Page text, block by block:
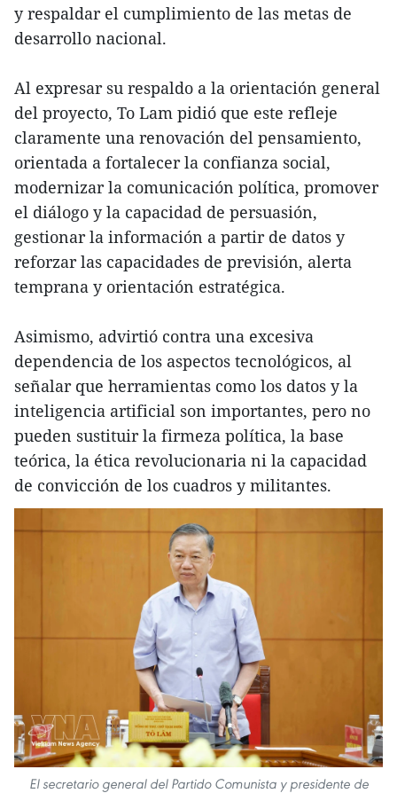
y respaldar el cumplimiento de las metas de
desarrollo nacional.
Al expresar su respaldo a la orientación general
del proyecto, To Lam pidió que este refleje
claramente una renovación del pensamiento,
orientada a fortalecer la confianza social,
modernizar la comunicación política, promover
el diálogo y la capacidad de persuasión,
gestionar la información a partir de datos y
reforzar las capacidades de previsión, alerta
temprana y orientación estratégica.
Asimismo, advirtió contra una excesiva
dependencia de los aspectos tecnológicos, al
señalar que herramientas como los datos y la
inteligencia artificial son importantes, pero no
pueden sustituir la firmeza política, la base
teórica, la ética revolucionaria ni la capacidad
de convicción de los cuadros y militantes.
El secretario general del Partido Comunista y presidente de